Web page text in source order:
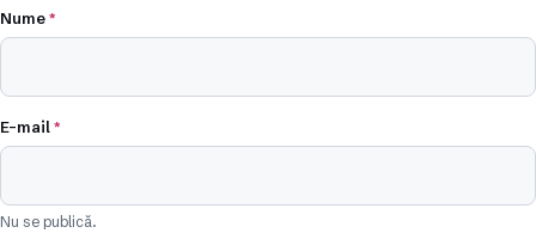
Nume*
E-mail*
Nu se publică.